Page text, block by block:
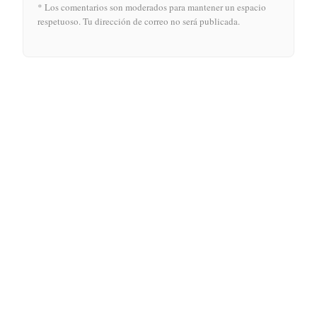
* Los comentarios son moderados para mantener un espacio
respetuoso. Tu dirección de correo no será publicada.